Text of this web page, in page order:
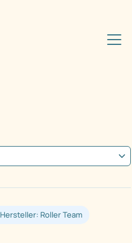
Hersteller: Roller Team